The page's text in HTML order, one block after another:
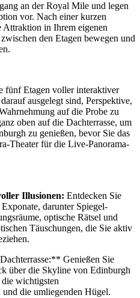
an der Royal Mile und legen
vor. Nach einer kurzen
in Ihrem eigenen
den Etagen bewegen und
fünf Etagen voller interaktiver
ausgelegt sind, Perspektive,
auf die Probe zu
oben auf die Dachterrasse, um
zu genießen, bevor Sie das
Theater für die Live-Panorama-
Illusionen: Entdecken Sie
darunter Spiegel-
optische Rätsel und
Täuschungen, die Sie aktiv
Genießen Sie
über die Skyline von Edinburgh
wichtigsten
und die umliegenden Hügel.